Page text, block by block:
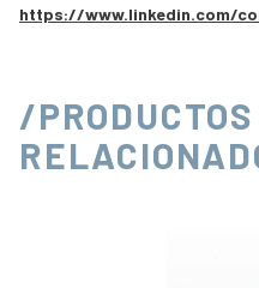
https://www.linkedin.com/
/PRODUCTOS